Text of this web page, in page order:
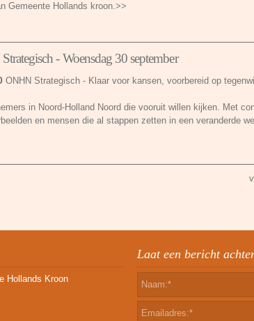
Gemeente Hollands kroon.>>
- Woensdag 30 september
ONHN Strategisch - Klaar voor kansen, voorbereid op
in Noord-Holland Noord die vooruit willen kijken. Met
en mensen die al stappen zetten in een veranderde
Hollands Kroon
Laat een bericht